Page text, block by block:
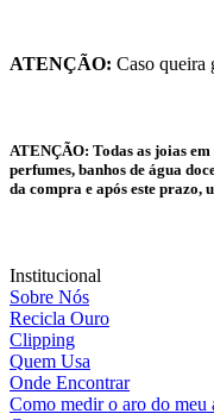
ATENÇÃO: Caso queira
ATENÇÃO: Todas as joias
perfumes, banhos de água
da compra e após este prazo,
Institucional
Sobre Nós
Recicla Ouro
Clipping
Quem Usa
Onde Encontrar
Como medir o aro do meu